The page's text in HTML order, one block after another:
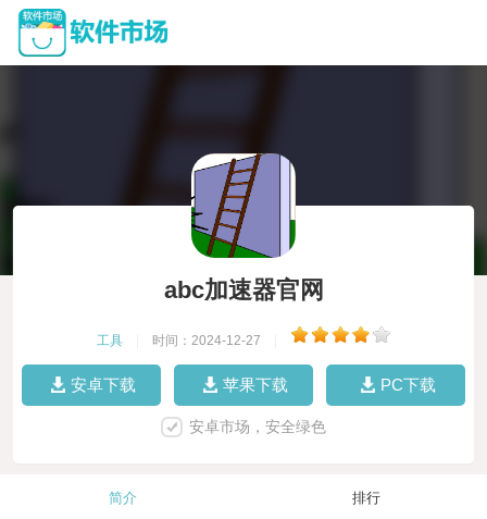
abc加速器官网
工具 时间：2024-12-27
安卓下载 苹果下载 PC下载
安卓市场，安全绿色
简介 排行